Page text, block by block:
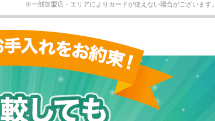
※一部加盟店・エリアによりカードが使えない場合がございます。